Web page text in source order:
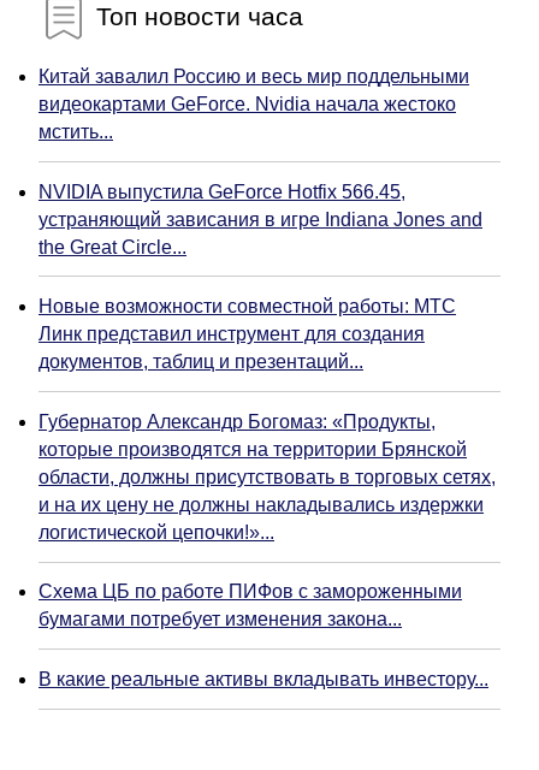
Топ новости часа
Китай завалил Россию и весь мир поддельными
видеокартами GeForce. Nvidia начала жестоко
мстить...
NVIDIA выпустила GeForce Hotfix 566.45,
устраняющий зависания в игре Indiana Jones and
the Great Circle...
Новые возможности совместной работы: МТС
Линк представил инструмент для создания
документов, таблиц и презентаций...
Губернатор Александр Богомаз: «Продукты,
которые производятся на территории Брянской
области, должны присутствовать в торговых сетях,
и на их цену не должны накладывались издержки
логистической цепочки!»...
Схема ЦБ по работе ПИФов с замороженными
бумагами потребует изменения закона...
В какие реальные активы вкладывать инвестору...